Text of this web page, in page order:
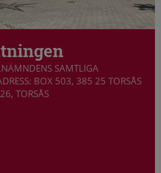
SAMTLIGA
BOX 503, 385 25 TORSÅS
TORSÅS